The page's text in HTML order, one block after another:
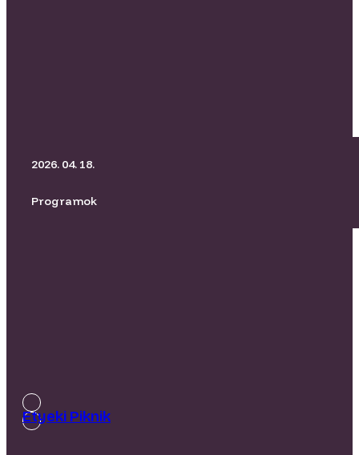
BORító Kertmozi I Üvegtigris
2026. 04. 18.
Programok
Etyeki Piknik